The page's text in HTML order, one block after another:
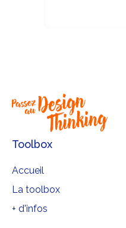
l’ensemble
leur
économisant
plus de vous
Toolbox
Accueil
La toolbox
+ d'infos